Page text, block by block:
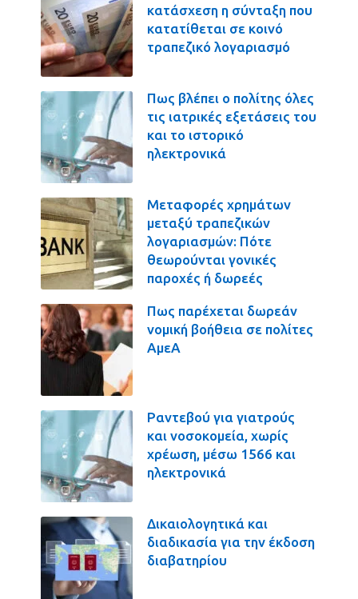
κατάσχεση η σύνταξη που
κατατίθεται σε κοινό
τραπεζικό λογαριασμό
Πως βλέπει ο πολίτης όλες
τις ιατρικές εξετάσεις του
και το ιστορικό
ηλεκτρονικά
Μεταφορές χρημάτων
μεταξύ τραπεζικών
λογαριασμών: Πότε
θεωρούνται γονικές
παροχές ή δωρεές
Πως παρέχεται δωρεάν
νομική βοήθεια σε πολίτες
ΑμεΑ
Ραντεβού για γιατρούς
και νοσοκομεία, χωρίς
χρέωση, μέσω 1566 και
ηλεκτρονικά
Δικαιολογητικά και
διαδικασία για την έκδοση
διαβατηρίου